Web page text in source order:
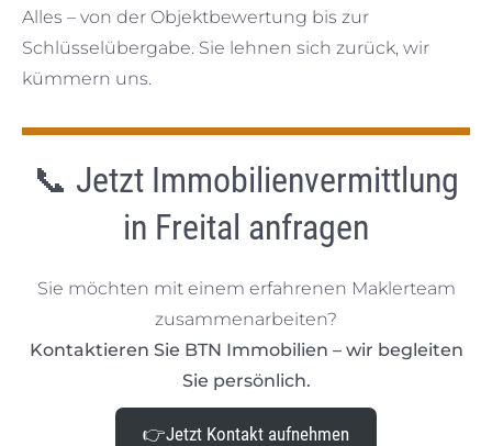
Alles – von der Objektbewertung bis zur
Schlüsselübergabe. Sie lehnen sich zurück, wir
kümmern uns.
📞 Jetzt Immobilienvermittlung
in Freital anfragen
Sie möchten mit einem erfahrenen Maklerteam
zusammenarbeiten?
Kontaktieren Sie BTN Immobilien – wir begleiten
Sie persönlich.
👉Jetzt Kontakt aufnehmen